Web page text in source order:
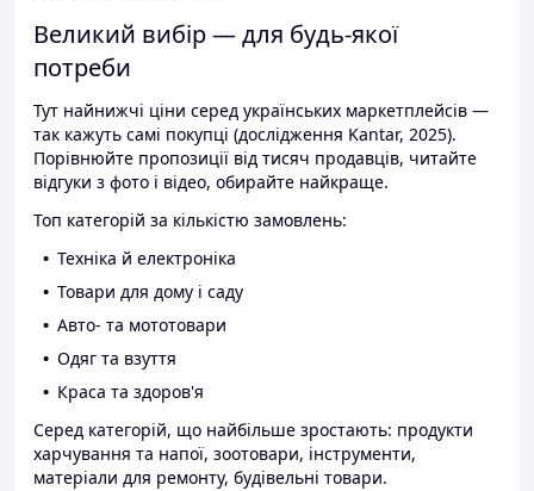
Великий вибір — для будь-якої
потреби
Тут найнижчі ціни серед українських маркетплейсів —
так кажуть самі покупці (дослідження Kantar, 2025).
Порівнюйте пропозиції від тисяч продавців, читайте
відгуки з фото і відео, обирайте найкраще.
Топ категорій за кількістю замовлень:
Техніка й електроніка
Товари для дому і саду
Авто- та мототовари
Одяг та взуття
Краса та здоров'я
Серед категорій, що найбільше зростають: продукти
харчування та напої, зоотовари, інструменти,
матеріали для ремонту, будівельні товари.